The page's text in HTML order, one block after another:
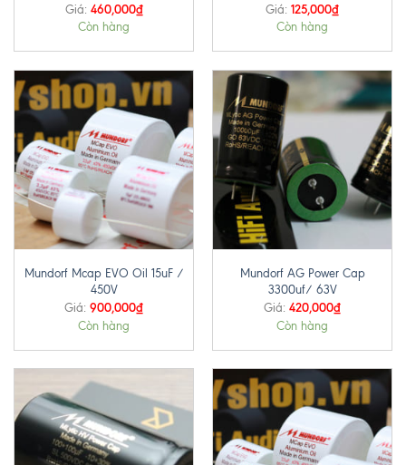
Giá: 460,000₫
Còn hàng
Giá: 125,000₫
Còn hàng
Mundorf Mcap EVO Oil 15uF /
450V
Giá: 900,000₫
Còn hàng
Mundorf AG Power Cap
3300uf/ 63V
Giá: 420,000₫
Còn hàng